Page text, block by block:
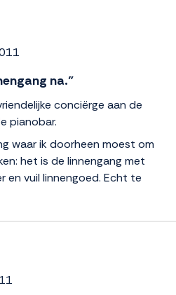
na.”
conciërge aan de
pianobar.
waar ik doorheen moest om
het is de linnengang met
en vuil linnengoed. Echt te